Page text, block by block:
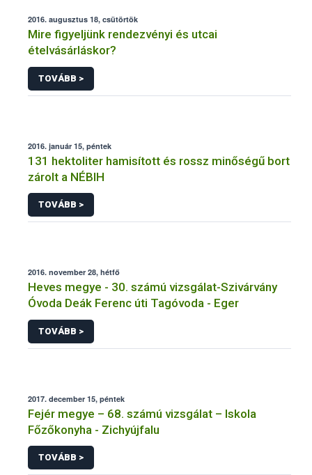
2016. augusztus 18, csütörtök
Mire figyeljünk rendezvényi és utcai
ételvásárláskor?
TOVÁBB >
2016. január 15, péntek
131 hektoliter hamisított és rossz minőségű bort
zárolt a NÉBIH
TOVÁBB >
2016. november 28, hétfő
Heves megye - 30. számú vizsgálat-Szivárvány
Óvoda Deák Ferenc úti Tagóvoda - Eger
TOVÁBB >
2017. december 15, péntek
Fejér megye – 68. számú vizsgálat – Iskola
Főzőkonyha - Zichyújfalu
TOVÁBB >